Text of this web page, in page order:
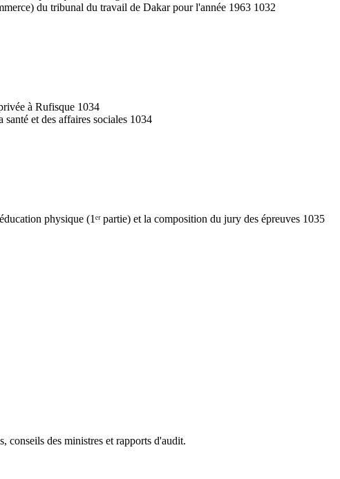
du tribunal du travail de Dakar pour l'année 1963 1032
à Rufisque 1034
et des affaires sociales 1034
physique (1ᵉʳ partie) et la composition du jury des épreuves 1035
conseils des ministres et rapports d'audit.